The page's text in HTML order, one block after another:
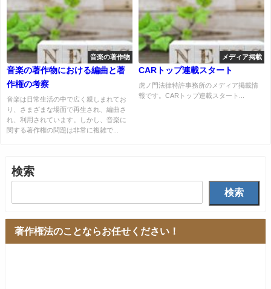
音楽の著作物
音楽の著作物における編曲と著
作権の考察
音楽は日常生活の中で広く親しまれてお
り、さまざまな場面で再生され、編曲さ
れ、利用されています。しかし、音楽に
関する著作権の問題は非常に複雑で...
メディア掲載
CARトップ連載スタート
虎ノ門法律特許事務所のメディア掲載情
報です。CARトップ連載スタート...
検索
検索
著作権法のことならお任せください！